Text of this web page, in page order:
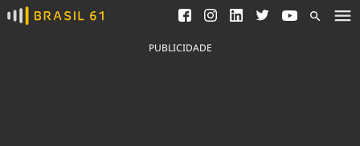
Ver todas as notícias
Saneamento
Indicadores
PUBLICIDADE